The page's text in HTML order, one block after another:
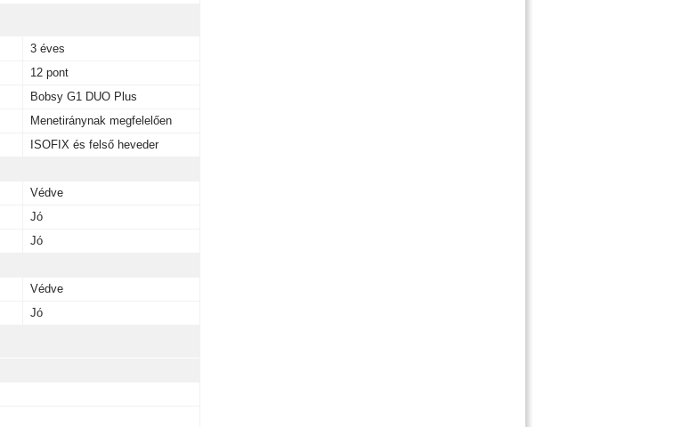
3 éves
12 pont
Bobsy G1 DUO Plus
Menetiránynak megfelelően
ISOFIX és felső heveder
Védve
Jó
Jó
Védve
Jó